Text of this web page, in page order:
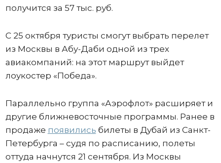
получится за 57 тыс. руб.
С 25 октября туристы смогут выбрать перелет
из Москвы в Абу-Даби одной из трех
авиакомпаний: на этот маршрут выйдет
лоукостер «Победа».
Параллельно группа «Аэрофлот» расширяет и
другие ближневосточные программы. Ранее в
продаже появились билеты в Дубай из Санкт-
Петербурга – судя по расписанию, полеты
оттуда начнутся 21 сентября. Из Москвы